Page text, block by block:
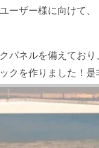
ーザー様に向けて、
パネルを備えてお
クを作りました！